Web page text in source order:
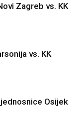
Zagreb vs. KK
vs. KK
Osijek